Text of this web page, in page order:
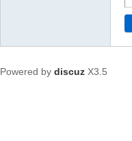
Powered by discuz X3.5